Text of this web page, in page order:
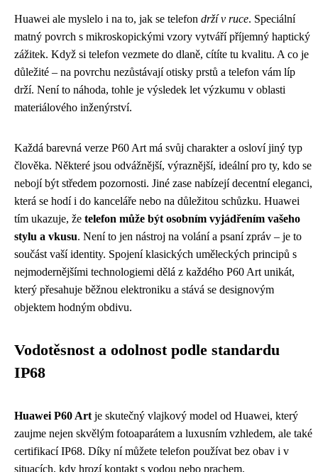
Huawei ale myslelo i na to, jak se telefon drží v ruce. Speciální
matný povrch s mikroskopickými vzory vytváří příjemný haptický
zážitek. Když si telefon vezmete do dlaně, cítíte tu kvalitu. A co je
důležité – na povrchu nezůstávají otisky prstů a telefon vám líp
drží. Není to náhoda, tohle je výsledek let výzkumu v oblasti
materiálového inženýrství.
Každá barevná verze P60 Art má svůj charakter a osloví jiný typ
člověka. Některé jsou odvážnější, výraznější, ideální pro ty, kdo se
nebojí být středem pozornosti. Jiné zase nabízejí decentní eleganci,
která se hodí i do kanceláře nebo na důležitou schůzku. Huawei
tím ukazuje, že telefon může být osobním vyjádřením vašeho
stylu a vkusu. Není to jen nástroj na volání a psaní zpráv – je to
součást vaší identity. Spojení klasických uměleckých principů s
nejmodernějšími technologiemi dělá z každého P60 Art unikát,
který přesahuje běžnou elektroniku a stává se designovým
objektem hodným obdivu.
Vodotěsnost a odolnost podle standardu
IP68
Huawei P60 Art je skutečný vlajkový model od Huawei, který
zaujme nejen skvělým fotoaparátem a luxusním vzhledem, ale také
certifikací IP68. Díky ní můžete telefon používat bez obav i v
situacích, kdy hrozí kontakt s vodou nebo prachem.